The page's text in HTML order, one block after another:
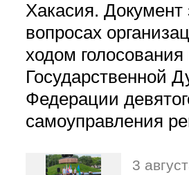
Хакасия. Документ
вопросах
ходом
Государственной
Федерации
самоуправления
3